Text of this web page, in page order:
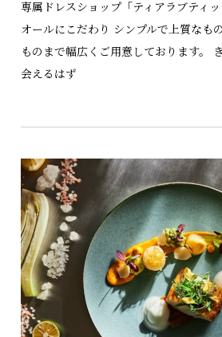
専属ドレスショップ「ティアラブティ
オールにこだわり シンプルで上質なも
ものまで幅広くご用意しております。
会えるはず